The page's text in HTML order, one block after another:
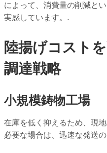
によって、消費量の削減と
実感しています。.
陸揚げコスト
調達戦略
小規模鋳物工場
在庫を低く抑えるため、現
必要な場合は、迅速な発送